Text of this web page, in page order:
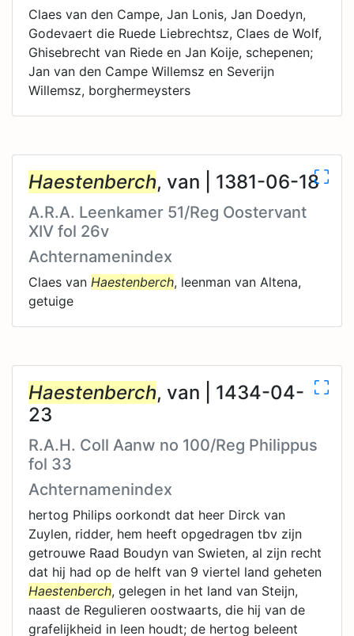
Claes van den Campe, Jan Lonis, Jan Doedyn,
Godevaert die Ruede Liebrechtsz, Claes de Wolf,
Ghisebrecht van Riede en Jan Koije, schepenen;
Jan van den Campe Willemsz en Severijn
Willemsz, borghermeysters
Haestenberch, van | 1381-06-18
A.R.A. Leenkamer 51/Reg Oostervant
XIV fol 26v
Achternamenindex
Claes van Haestenberch, leenman van Altena,
getuige
Haestenberch, van | 1434-04-
23
R.A.H. Coll Aanw no 100/Reg Philippus
fol 33
Achternamenindex
hertog Philips oorkondt dat heer Dirck van
Zuylen, ridder, hem heeft opgedragen tbv zijn
getrouwe Raad Boudyn van Swieten, al zijn recht
dat hij had op de helft van 9 viertel land geheten
Haestenberch, gelegen in het land van Steijn,
naast de Regulieren oostwaarts, die hij van de
grafelijkheid in leen houdt; de hertog beleent